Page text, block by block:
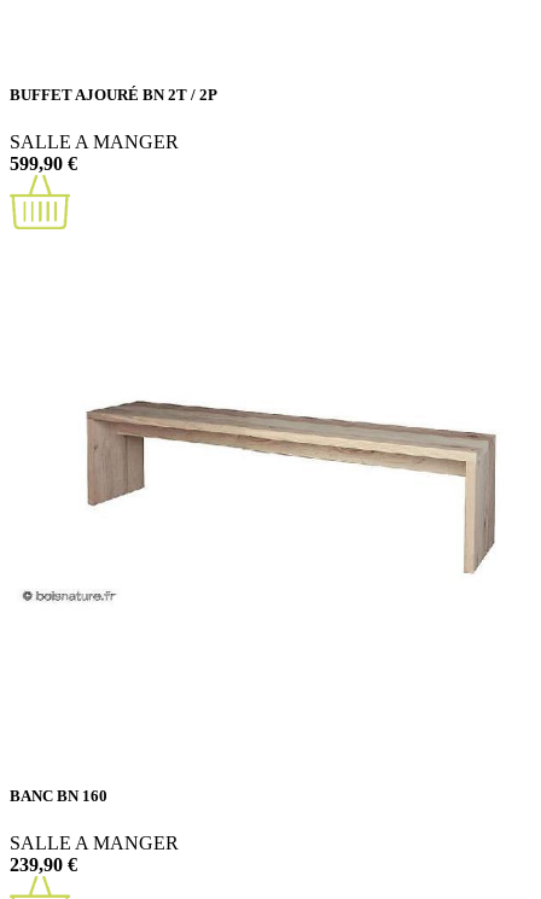
BUFFET AJOURÉ BN 2T / 2P
SALLE A MANGER
599,90 €
BANC BN 160
SALLE A MANGER
239,90 €